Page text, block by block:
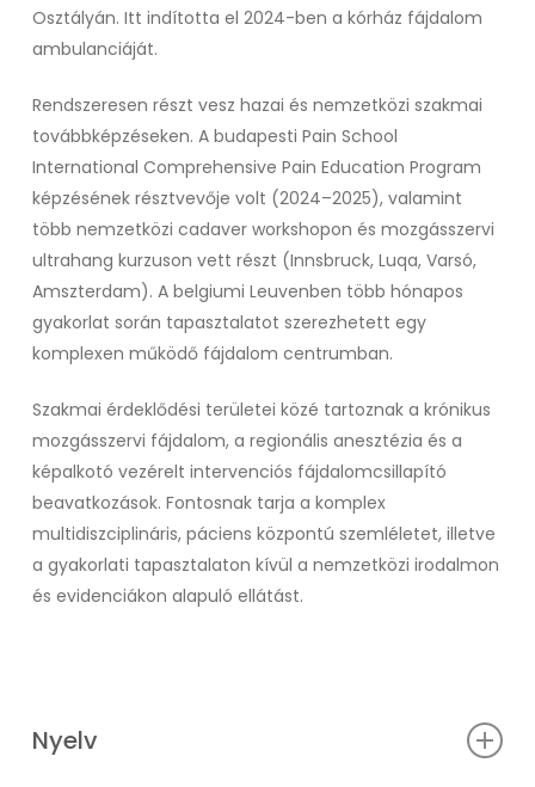
Osztályán. Itt indította el 2024-ben a kórház fájdalom
ambulanciáját.
Rendszeresen részt vesz hazai és nemzetközi szakmai
továbbképzéseken. A budapesti Pain School
International Comprehensive Pain Education Program
képzésének résztvevője volt (2024–2025), valamint
több nemzetközi cadaver workshopon és mozgásszervi
ultrahang kurzuson vett részt (Innsbruck, Luqa, Varsó,
Amszterdam). A belgiumi Leuvenben több hónapos
gyakorlat során tapasztalatot szerezhetett egy
komplexen működő fájdalom centrumban.
Szakmai érdeklődési területei közé tartoznak a krónikus
mozgásszervi fájdalom, a regionális anesztézia és a
képalkotó vezérelt intervenciós fájdalomcsillapító
beavatkozások. Fontosnak tarja a komplex
multidiszciplináris, páciens központú szemléletet, illetve
a gyakorlati tapasztalaton kívül a nemzetközi irodalmon
és evidenciákon alapuló ellátást.
Nyelv